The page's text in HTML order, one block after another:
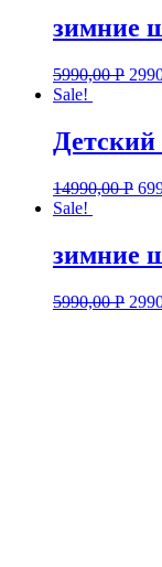
зимние
5990,00Р
Sale!
14990,00Р
Sale!
зимние
5990,00Р